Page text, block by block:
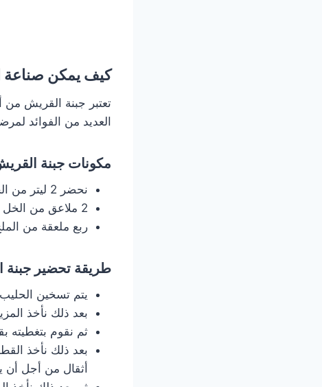
كيف يمكن صناعة
تعتبر جبنة القريش من
العديد من الفوائد
مكونات جبنة
نحضر 2 ليتر من الحليب.
2 ملاعق من الخل الأبيض.
ربع ملعقة من
طريقة تحضير جبنة
يتم تسخين
بعد ذلك نأخذ
ثم نقوم بتغطيته
بعد ذلك نأخذ
أثقال من أجل أن